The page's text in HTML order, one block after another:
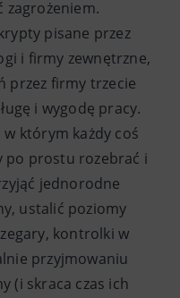
zagrożeniem.
pisane przez
i firmy zewnętrzne,
przez firmy trzecie
i wygodę pracy.
w którym każdy coś
po prostu rozebrać i
jednorodne
ustalić poziomy
kontrolki w
przyjmowaniu
(i skraca czas ich